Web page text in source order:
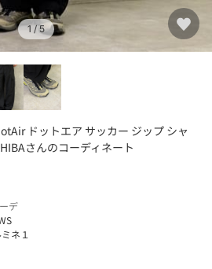
1 / 5
ドットエア サッカー ジップ シャ
さんのコーディネート
デ
ネ１